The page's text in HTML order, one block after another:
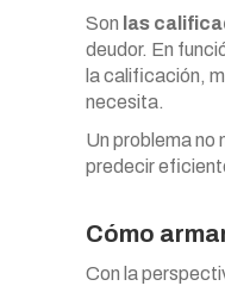
Son las
deudor. En
la calificación,
necesita.
Un problema no
predecir
Cómo
Con la